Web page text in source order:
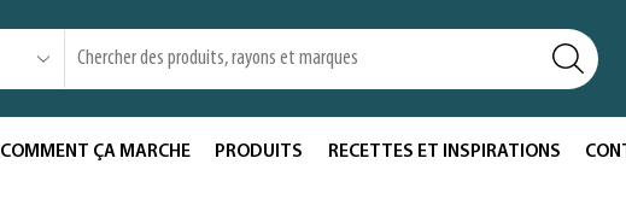
COMMENT ÇA MARCHE PRODUITS RECETTES ET INSPIRATIONS